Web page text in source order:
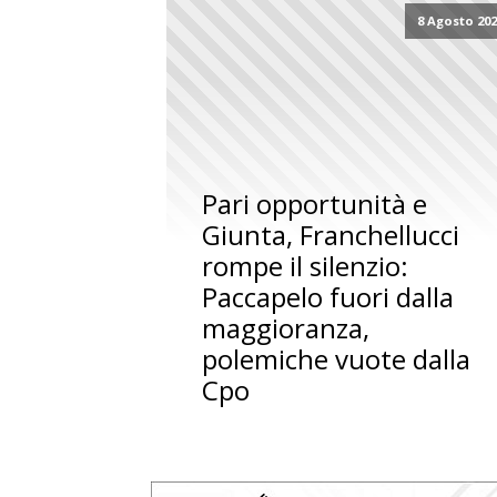
8 Agosto
Pari opportunità e
Giunta, Franchellucci
rompe il silenzio:
Paccapelo fuori dalla
maggioranza,
polemiche vuote dalla
Cpo